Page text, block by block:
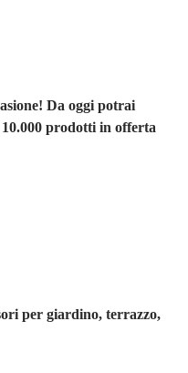
Da oggi potrai
prodotti in offerta
per giardino, terrazzo,